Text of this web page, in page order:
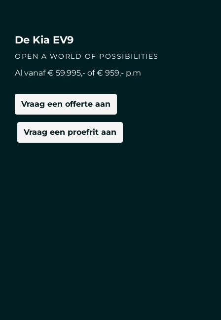
De Kia EV9
OPEN A WORLD OF POSSIBILITIES
Al vanaf € 59.995,- of € 959,- p.m
Vraag een offerte aan
Vraag een proefrit aan